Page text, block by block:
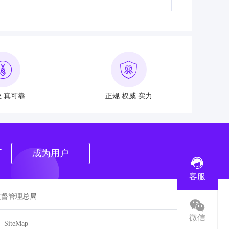
真可靠 正规 权威 实力
成为用户
管理总局
SiteMap
客服
微信